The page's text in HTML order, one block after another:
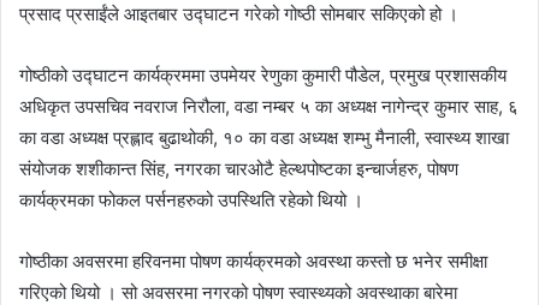
प्रसाद प्रसाईंले आइतबार उद्घाटन गरेको गोष्ठी सोमबार सकिएको हो ।
गोष्ठीको उद्घाटन कार्यक्रममा उपमेयर रेणुका कुमारी पौडेल, प्रमुख प्रशासकीय
अधिकृत उपसचिव नवराज निरौला, वडा नम्बर ५ का अध्यक्ष नागेन्द्र कुमार साह, ६
का वडा अध्यक्ष प्रह्लाद बुढाथोकी, १० का वडा अध्यक्ष शम्भु मैनाली, स्वास्थ्य शाखा
संयोजक शशीकान्त सिंह, नगरका चारओटै हेल्थपोष्टका इन्चार्जहरु, पोषण
कार्यक्रमका फोकल पर्सनहरुको उपस्थिति रहेको थियो ।
गोष्ठीका अवसरमा हरिवनमा पोषण कार्यक्रमको अवस्था कस्तो छ भनेर समीक्षा
गरिएको थियो । सो अवसरमा नगरको पोषण स्वास्थ्यको अवस्थाका बारेमा